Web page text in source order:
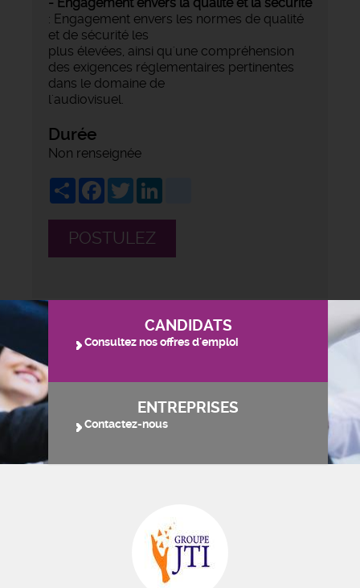
: Engagement envers les normes de qualité
et de sécurité les
plus élevées, ainsi qu'une compréhension
des exigences réglementaires pertinentes
dans le domaine de
l'audiovisuel.
Durée
Non renseignée
ShareFacebook
Twitter
POSTULEZ
CANDIDATS
Consultez nos offres d'emploi
ENTREPRISES
Contactez-nous